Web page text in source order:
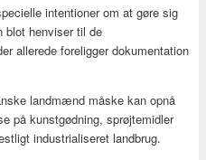
intentioner om at gøre sig
blot henviser til de
allerede foreligger dokumentation
landmænd måske kan opnå
på kunstgødning, sprøjtemidler
industrialiseret landbrug.